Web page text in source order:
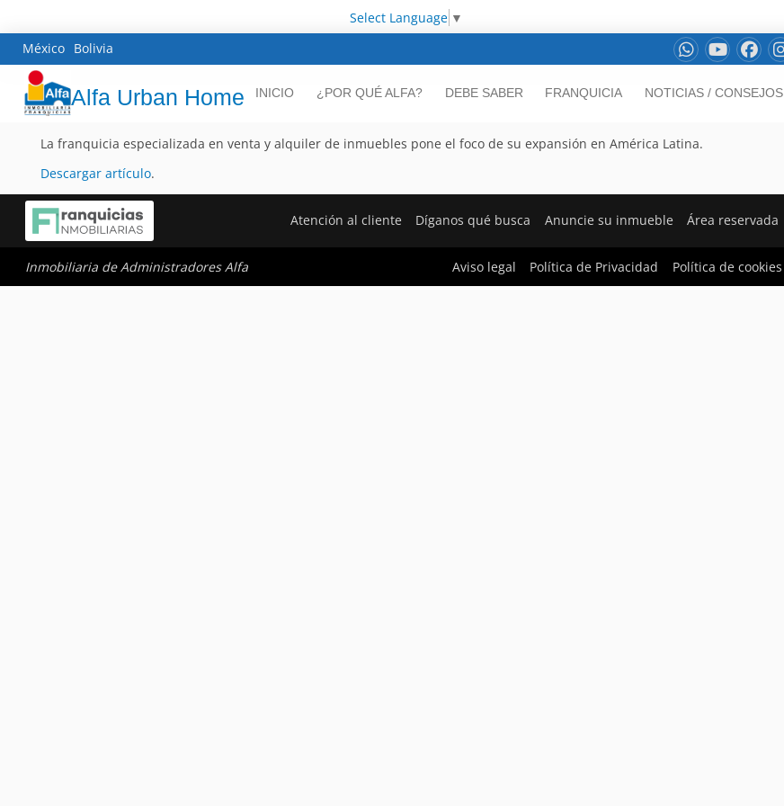
Select Language ▼
México Bolivia
Alfa Urban Home INICIO ¿POR QUÉ ALFA? DEBE SABER FRANQUICIA NOTICIAS / CONSEJOS
La franquicia especializada en venta y alquiler de inmuebles pone el foco de su expansión en América Latina.
Descargar artículo.
Atención al cliente Díganos qué busca Anuncie su inmueble Área reservada
Inmobiliaria de Administradores Alfa Aviso legal Política de Privacidad Política de cookies